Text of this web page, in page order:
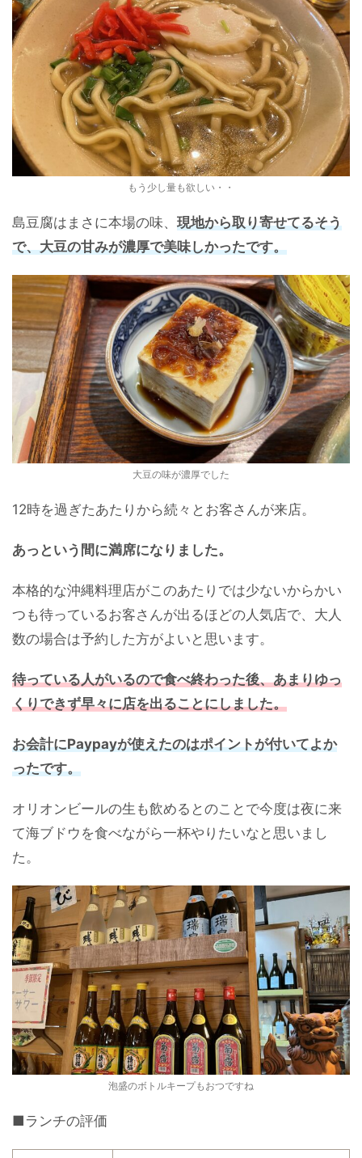
もう少し量も欲しい・・
島豆腐はまさに本場の味、 現地から取り寄せてるそう
で、大豆の甘みが濃厚で美味しかったです。
大豆の味が濃厚でした
12時を過ぎたあたりから続々とお客さんが来店。
あっという間に満席になりました。
本格的な沖縄料理店がこのあたりでは少ないからかい
つも待っているお客さんが出るほどの人気店で、大人
数の場合は予約した方がよいと思います。
待っている人がいるので食べ終わった後、あまりゆっ
くりできず早々に店を出ることにしました。
お会計にPaypayが使えたのはポイントが付いてよか
ったです。
オリオンビールの生も飲めるとのことで今度は夜に来
て海ブドウを食べながら一杯やりたいなと思いまし
た。
泡盛のボトルキープもおつですね
■ランチの評価